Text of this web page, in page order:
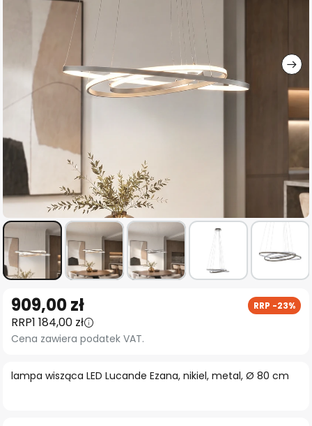
na
początek
galerii
lampa wisząca LED Lucande Ezana, nikiel, metal, Ø 80 cm
909,00 zł RRP -23%
RRP1 184,00 zł
Cena zawiera podatek VAT.